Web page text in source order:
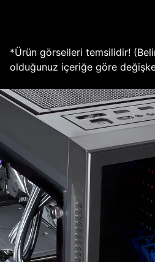
*Ürün görselleri temsilidir!
olduğunuz içeriğe göre